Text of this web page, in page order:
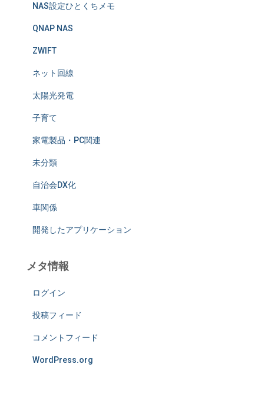
NAS設定ひとくちメモ
QNAP NAS
ZWIFT
ネット回線
太陽光発電
子育て
家電製品・PC関連
未分類
自治会DX化
車関係
開発したアプリケーション
メタ情報
ログイン
投稿フィード
コメントフィード
WordPress.org